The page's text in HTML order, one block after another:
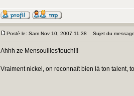
Posté le: Sam Nov 10, 2007 11:38 Sujet du
Ahhh ze Mensouilles'touch!!!
Vraiment nickel, on reconnaît bien là ton talent,